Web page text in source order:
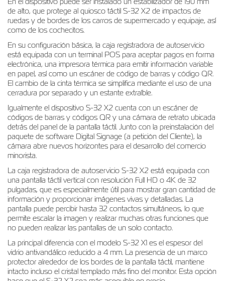
de alto, que protege al quiosco táctil S-32 X2 de impactos de
ruedas y de bordes de los carros de supermercado y equipaje, así
como de los cochecitos.
En su configuración básica, la caja registradora de autoservicio
está equipada con un terminal POS para aceptar pagos en forma
electrónica, una impresora térmica para emitir información variable
en papel, así como un escáner de código de barras y código QR.
El cambio de la cinta térmica se simplifica mediante el uso de una
cerradura por separado y un estante extraíble.
Igualmente el dispositivo S-32 X2 cuenta con un escáner de
códigos de barras y códigos QR y una cámara de retrato ubicada
detrás del panel de la pantalla táctil. Junto con la preinstalación del
paquete de software Digital Signage (a petición del Cliente), la
cámara abre nuevos horizontes para el desarrollo del comercio
minorista.
La caja registradora de autoservicio S-32 X2 está equipada con
una pantalla táctil vertical con resolución Full HD o 4K de 32
pulgadas, que es especialmente útil para mostrar gran cantidad de
información y proporcionar imágenes vivas y detalladas. La
pantalla puede percibir hasta 32 contactos simultáneos, lo que
permite escalar la imagen y realizar muchas otras funciones que
no pueden realizar las pantallas de un solo contacto.
La principal diferencia con el modelo S-32 X1 es el espesor del
vidrio antivandálico reducido a 4 mm. La presencia de un marco
protector alrededor de los bordes de la pantalla táctil, mantiene
intacto incluso el cristal templado más fino del monitor. Esta opción